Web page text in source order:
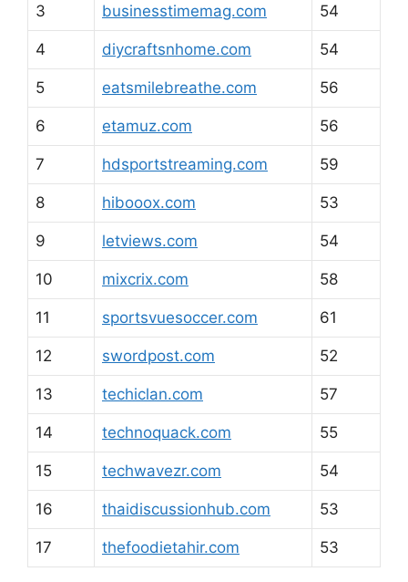
3 businesstimemag.com 54
4 diycraftsnhome.com 54
5 eatsmilebreathe.com 56
6 etamuz.com 56
7 hdsportstreaming.com 59
8 hibooox.com 53
9 letviews.com 54
10 mixcrix.com 58
11 sportsvuesoccer.com 61
12 swordpost.com 52
13 techiclan.com 57
14 technoquack.com 55
15 techwavezr.com 54
16 thaidiscussionhub.com 53
17 thefoodietahir.com 53